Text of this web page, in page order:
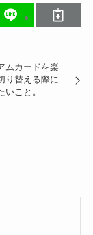
ムカードを楽
り替える際に
いこと。